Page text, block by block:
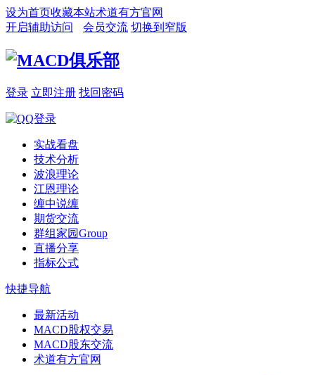
设为首页收藏本站术道有方官网
开启辅助访问
会员交流 切换到窄版
登录 立即注册 找回密码
实战看盘
技术分析
波浪理论
江恩理论
缠中说缠
期货交流
群组家园Group
直播分享
指标公式
快捷导航
最新活动
MACD股权交易
MACD股东交流
术道有方官网